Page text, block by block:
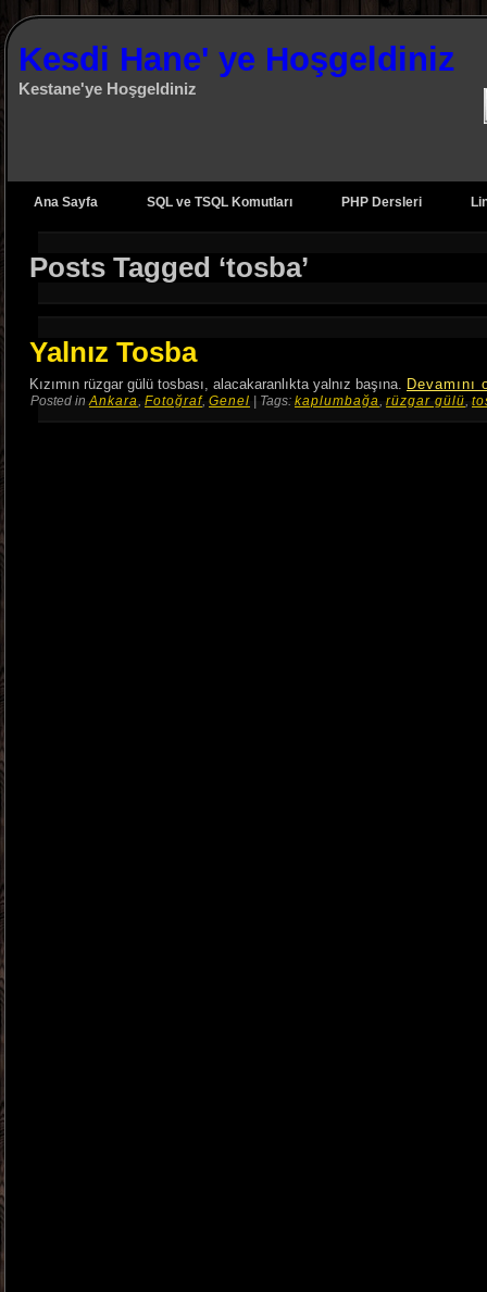
Kesdi Hane' ye Hoşgeldiniz
Kestane'ye Hoşgeldiniz
Ana Sayfa SQL ve TSQL Komutları PHP Dersleri
Posts Tagged ‘tosba’
Yalnız Tosba
Kızımın rüzgar gülü tosbası, alacakaranlıkta yalnız başına. Devamını
Posted inAnkara, Fotoğraf, Genel | Tags: kaplumbağa, rüzgar gülü,